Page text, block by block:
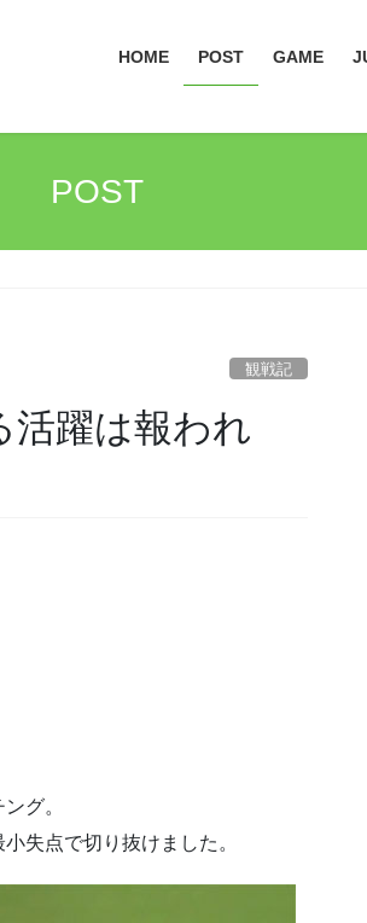
HOME POST GAME
POST
観戦記
活躍は報われ
グ。
失点で切り抜けました。